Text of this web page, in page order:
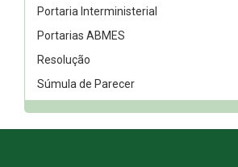
Portaria Interministerial
Portarias ABMES
Resolução
Súmula de Parecer